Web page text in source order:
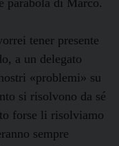
tener presente
a un delegato
«problemi» su
si risolvono da sé
forse li risolviamo
sempre